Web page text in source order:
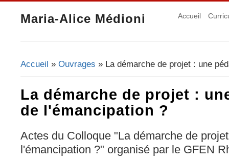
Maria-Alice Médioni Accueil
Vous êtes ici
Accueil » Ouvrages » La démarche de projet : une
La démarche de projet :
de l'émancipation ?
Actes du Colloque "La démarche de
l'émancipation ?" organisé par le GFEN